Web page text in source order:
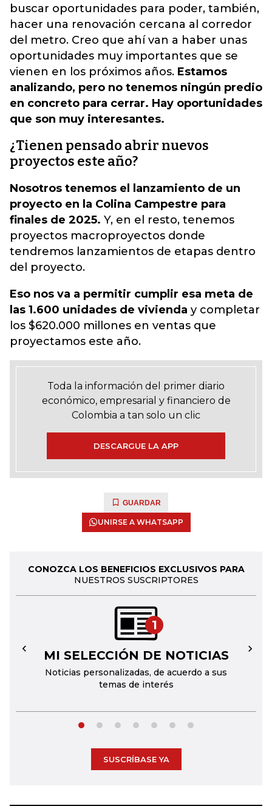
buscar oportunidades para poder, también,
hacer una renovación cercana al corredor
del metro. Creo que ahí van a haber unas
oportunidades muy importantes que se
vienen en los próximos años. Estamos
analizando, pero no tenemos ningún predio
en concreto para cerrar. Hay oportunidades
que son muy interesantes.
¿Tienen pensado abrir nuevos
proyectos este año?
Nosotros tenemos el lanzamiento de un
proyecto en la Colina Campestre para
finales de 2025. Y, en el resto, tenemos
proyectos macroproyectos donde
tendremos lanzamientos de etapas dentro
del proyecto.
Eso nos va a permitir cumplir esa meta de
las 1.600 unidades de vivienda y completar
los $620.000 millones en ventas que
proyectamos este año.
Toda la información del primer diario
económico, empresarial y financiero de
Colombia a tan solo un clic
DESCARGUE LA APP
GUARDAR
UNIRSE A WHATSAPP
CONOZCA LOS BENEFICIOS EXCLUSIVOS PARA
NUESTROS SUSCRIPTORES
1
MI SELECCIÓN DE NOTICIAS
Noticias personalizadas, de acuerdo a sus
temas de interés
← →
SUSCRÍBASE YA